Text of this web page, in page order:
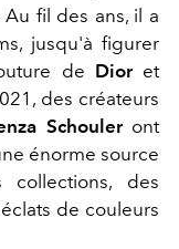
Au fil des ans, il a
jusqu'à figurer
de Dioret
des créateurs
Schouleront
énorme source
collections, des
de couleurs